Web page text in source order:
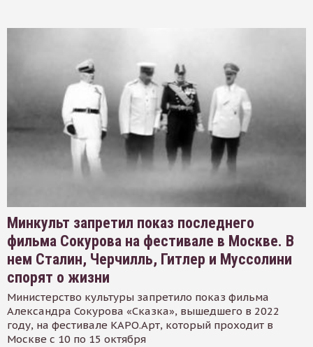
Минкульт запретил показ последнего
фильма Сокурова на фестивале в Москве. В
нем Сталин, Черчилль, Гитлер и Муссолини
спорят о жизни
Министерство культуры запретило показ фильма
Александра Сокурова «Сказка», вышедшего в 2022
году, на фестивале КАРО.Арт, который проходит в
Москве с 10 по 15 октября